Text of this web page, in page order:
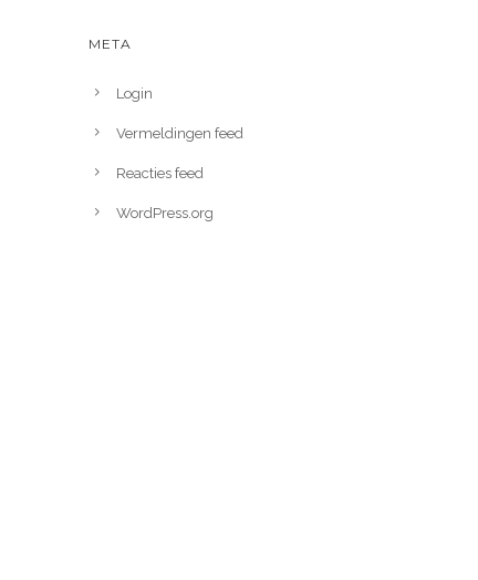
META
Login
Vermeldingen feed
Reacties feed
WordPress.org